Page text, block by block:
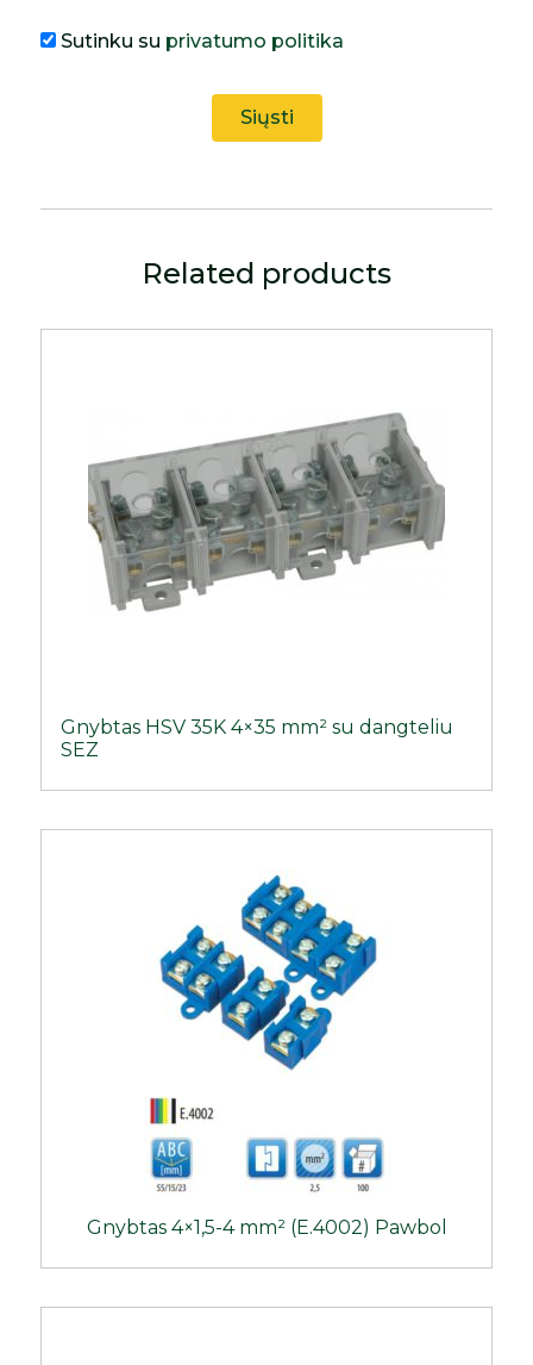
Sutinku su privatumo politika
Related products
Gnybtas HSV 35K 4×35 mm² su dangteliu
SEZ
Gnybtas 4×1,5-4 mm² (E.4002) Pawbol